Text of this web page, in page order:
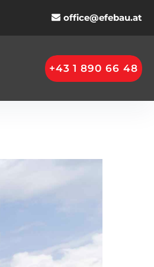
office@efebau.at
+43 1 890 66 48